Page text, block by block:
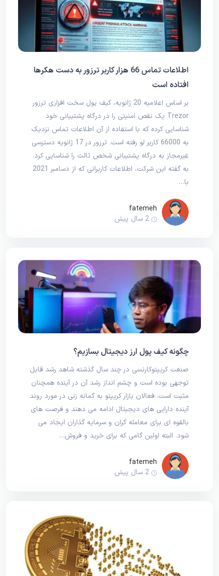
اطلاعات تماس 66 هزار کاربر ترزور به دست هکرها
افتاده است
بر اساس اعلامیه 20 ژانویه، کیف پول سخت افزاری ترزور
Trezor یک نقص امنیتی را در درگاه پشتیبانی خود
شناسایی کرده که با استفاده از آن اطلاعات تماس نزدیک
به 66000 کاربر لو رفته است. ترزور در 17 ژانویه دسترسی
غیرمجاز به درگاه پشتیبانی شخص ثالث را شناسایی کرد.
به گفته این شرکت، اطلاعات کاربرانی که از دسامبر 2021
با…
fatemeh
2 سال پیش
چگونه کیف پول ارز دیجیتال بسازیم؟
صنعت کریپتوکارنسی در چند سال گذشته شاهد رشد قابل
توجهی بوده است و چشم انداز رشد آن در آینده همچنان
مثبت است. فعالان بازار کریپتو به گمانه زنی در مورد روند
آینده دارایی های دیجیتال ادامه می دهند و فرصت های
بالقوه ای برای معامله گران و سرمایه گذاران ایجاد می
شود. البته اولین گامی که برای خرید و فروش…
fatemeh
2 سال پیش